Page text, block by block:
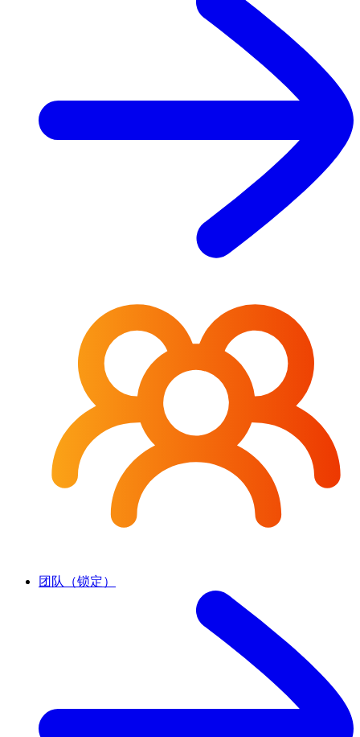
团队（锁定）